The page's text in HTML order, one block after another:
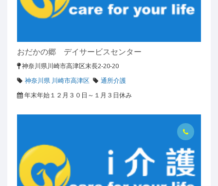
おだかの郷 デイサービスセンター
神奈川県川崎市高津区末長2-20-20
神奈川県 川崎市高津区
通所介護
年末年始１２月３０日～１月３日休み